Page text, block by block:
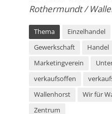
Rothermundt /
Thema Einzelhandel
Gewerkschaft
Handel
Marketingverein
verkaufsoffen
Wallenhorst
Wir für
Zentrum